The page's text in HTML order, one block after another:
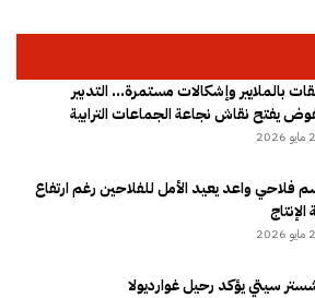
بالملايير وإشكالات مستمرة… التدبير
يفتح نقاش نجاعة الجماعات الترابية
فلاحي واعد يعيد الأمل للفلاحين رغم ارتفاع
الإنتاج
سيتي يؤكد رحيل غوارديولا